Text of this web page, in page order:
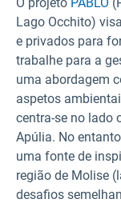
Lago Occhito)
e privados para
trabalhe para a
uma abordagem
aspetos
centra-se no lado
Apúlia. No
uma fonte de
região de Molise
desafios